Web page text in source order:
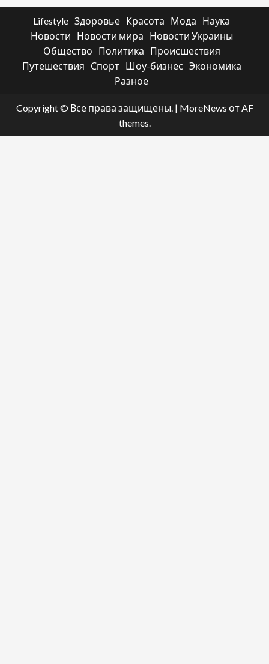
Lifestyle Здоровье Красота Мода
Наука
Новости
Новости мира
Новости Украины
Общество
Политика
Происшествия
Путешествия
Спорт Шоу-бизнес Экономика
Разное
Copyright © Все права защищены. | MoreNews от AF
themes.